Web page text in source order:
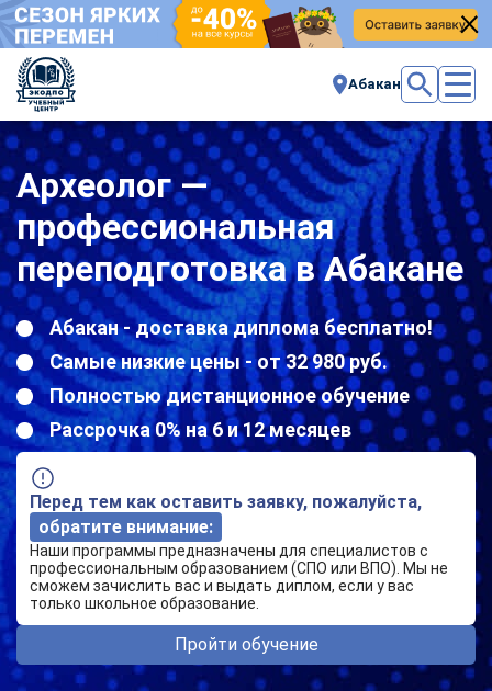
Абакан
Археолог —
профессиональная
переподготовка в Абакане
Абакан - доставка диплома бесплатно!
Самые низкие цены - от 32 980 руб.
Полностью дистанционное обучение
Рассрочка 0% на 6 и 12 месяцев
Перед тем как оставить заявку, пожалуйста,
обратите внимание:
Наши программы предназначены для специалистов с
профессиональным образованием (СПО или ВПО). Мы не
сможем зачислить вас и выдать диплом, если у вас
только школьное образование.
Пройти обучение